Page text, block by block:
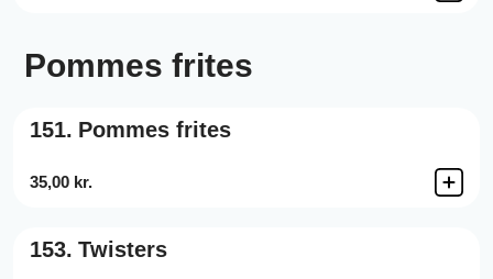
Pommes frites
151. Pommes frites
35,00 kr.
153. Twisters